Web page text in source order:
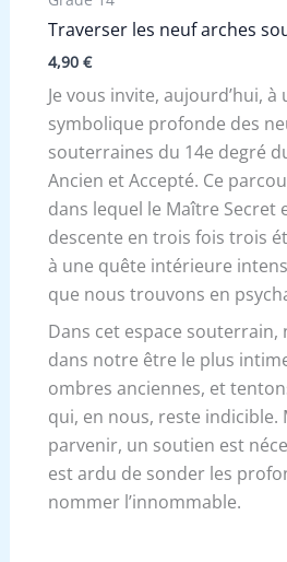
Traverser les neuf arches
4,90 €
Je vous invite, aujourd’hui,
symbolique profonde des
souterraines du 14e degré
Ancien et Accepté. Ce
dans lequel le Maître Secret
descente en trois fois trois
à une quête intérieure
que nous trouvons en
Dans cet espace souterrain,
dans notre être le plus
ombres anciennes, et
qui, en nous, reste indicible.
parvenir, un soutien est
est ardu de sonder les
nommer l’innommable.